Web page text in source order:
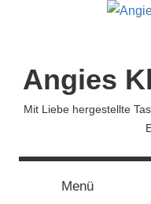
Angies
Mit Liebe hergestellte
Menü